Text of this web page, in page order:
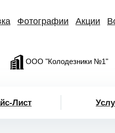
Фотографии Акции
ООО "Колодезники №1"
Лист